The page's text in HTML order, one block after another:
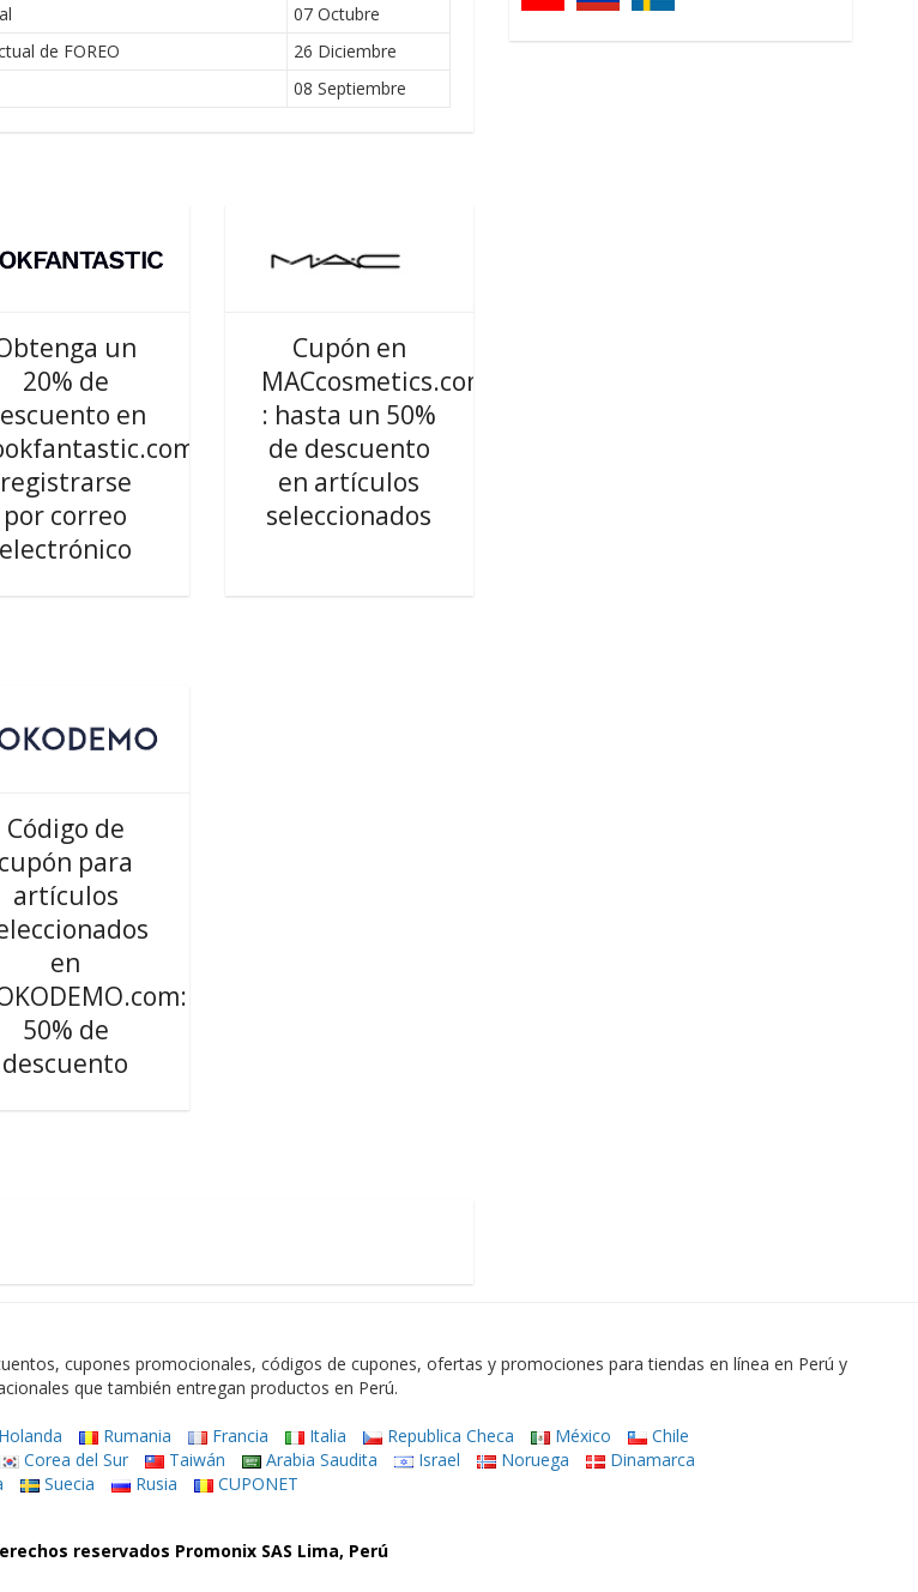
07 Octubre
de FOREO
26 Diciembre
08 Septiembre
un
20% de
en
registrarse
por correo
electrónico
Cupón en
MACcosmetics.com
: hasta un 50%
de descuento
en artículos
seleccionados
Código de
cupón para
artículos
en
50% de
descuento
cupones promocionales, códigos de cupones, ofertas y promociones para tiendas en línea en Perú y
que también entregan productos en Perú.
Holanda Rumania Francia Italia Republica Checa México
Chile
Corea del Sur Taiwán Arabia Saudita Israel Noruega
Dinamarca
Suecia Rusia CUPONET
reservados Promonix SAS Lima, Perú